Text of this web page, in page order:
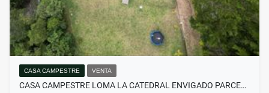
CASA CAMPESTRE VENTA
CASA CAMPESTRE LOMA LA CATEDRAL ENVIGADO PARCE…